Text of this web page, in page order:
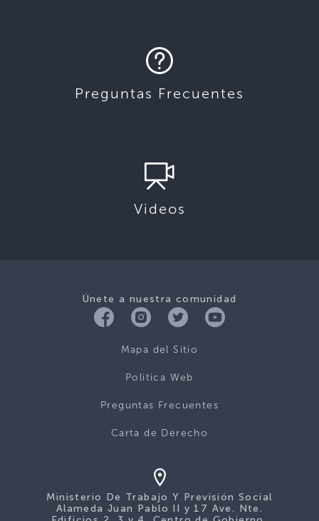
Preguntas Frecuentes
Videos
Únete a nuestra comunidad
Mapa del Sitio
Politica Web
Preguntas Frecuentes
Carta de Derecho
Ministerio De Trabajo Y Previsión Social
Alameda Juan Pablo II y 17 Ave. Nte.